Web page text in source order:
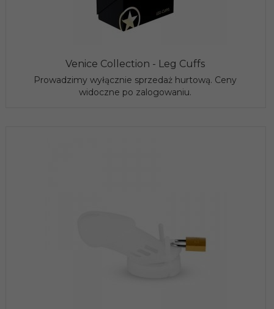
Venice Collection - Leg Cuffs
Prowadzimy wyłącznie sprzedaż hurtową. Ceny
widoczne po zalogowaniu.